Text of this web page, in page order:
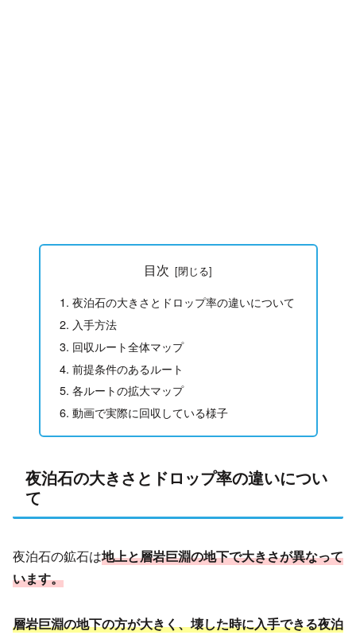
目次
夜泊石の大きさとドロップ率の違いについて
入手方法
回収ルート全体マップ
前提条件のあるルート
各ルートの拡大マップ
動画で実際に回収している様子
夜泊石の大きさとドロップ率の違いについ
て
夜泊石の鉱石は地上と層岩巨淵の地下で大きさが異なって
います。
層岩巨淵の地下の方が大きく、壊した時に入手できる夜泊